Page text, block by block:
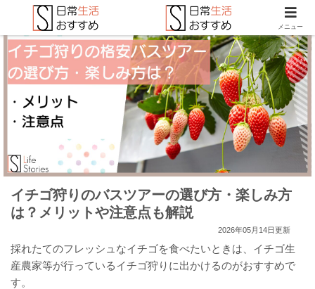
イチゴ狩りのバスツアーの選び方・楽しみ方
は？メリットや注意点も解説
2026年05月14日更新
採れたてのフレッシュなイチゴを食べたいときは、イチゴ生
産農家等が行っているイチゴ狩りに出かけるのがおすすめで
す。
メニュー